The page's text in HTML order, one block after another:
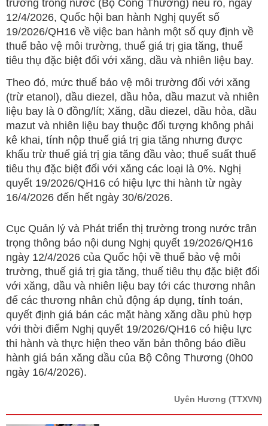
trường trong nước (Bộ Công Thương) nêu rõ, ngày
12/4/2026, Quốc hội ban hành Nghị quyết số
19/2026/QH16 về việc ban hành một số quy định về
thuế bảo vệ môi trường, thuế giá trị gia tăng, thuế
tiêu thụ đặc biệt đối với xăng, dầu và nhiên liệu bay.
Theo đó, mức thuế bảo vệ môi trường đối với xăng
(trừ etanol), dầu diezel, dầu hỏa, dầu mazut và nhiên
liệu bay là 0 đồng/lít; Xăng, dầu diezel, dầu hỏa, dầu
mazut và nhiên liệu bay thuộc đối tượng không phải
kê khai, tính nộp thuế giá trị gia tăng nhưng được
khấu trừ thuế giá trị gia tăng đầu vào; thuế suất thuế
tiêu thụ đặc biệt đối với xăng các loại là 0%. Nghị
quyết 19/2026/QH16 có hiệu lực thi hành từ ngày
16/4/2026 đến hết ngày 30/6/2026.
Cục Quản lý và Phát triển thị trường trong nước trân
trọng thông báo nội dung Nghị quyết 19/2026/QH16
ngày 12/4/2026 của Quốc hội về thuế bảo vệ môi
trường, thuế giá trị gia tăng, thuế tiêu thụ đặc biệt đối
với xăng, dầu và nhiên liệu bay tới các thương nhân
để các thương nhân chủ động áp dụng, tính toán,
quyết định giá bán các mặt hàng xăng dầu phù hợp
với thời điểm Nghị quyết 19/2026/QH16 có hiệu lực
thi hành và thực hiện theo văn bản thông báo điều
hành giá bán xăng dầu của Bộ Công Thương (0h00
ngày 16/4/2026).
Uyên Hương (TTXVN)